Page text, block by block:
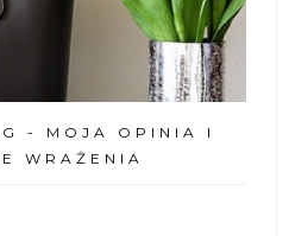
- MOJA OPINIA I
WRAŻENIA